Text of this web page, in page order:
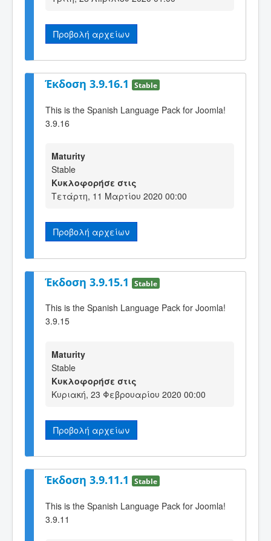
Προβολή αρχείων
Έκδοση 3.9.16.1 Stable
This is the Spanish Language Pack for Joomla!
3.9.16
Maturity
Stable
Κυκλοφορήσε στις
Τετάρτη, 11 Μαρτίου 2020 00:00
Προβολή αρχείων
Έκδοση 3.9.15.1 Stable
This is the Spanish Language Pack for Joomla!
3.9.15
Maturity
Stable
Κυκλοφορήσε στις
Κυριακή, 23 Φεβρουαρίου 2020 00:00
Προβολή αρχείων
Έκδοση 3.9.11.1 Stable
This is the Spanish Language Pack for Joomla!
3.9.11